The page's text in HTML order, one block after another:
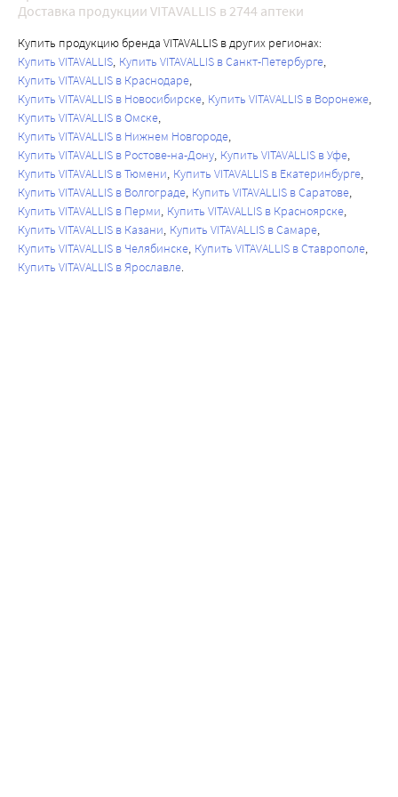
Доставка продукции VITAVALLIS в 2744 аптеки
Купить продукцию бренда VITAVALLIS в других регионах:
Купить VITAVALLIS Купить VITAVALLIS в Санкт-Петербурге
Купить VITAVALLIS в Краснодаре
Купить VITAVALLIS в Новосибирске Купить VITAVALLIS в Воронеже
Купить VITAVALLIS в Омске
Купить VITAVALLIS в Нижнем Новгороде
Купить VITAVALLIS в Ростове-на-Дону Купить VITAVALLIS в Уфе
Купить VITAVALLIS в Тюмени Купить VITAVALLIS в Екатеринбурге
Купить VITAVALLIS в Волгограде Купить VITAVALLIS в Саратове
Купить VITAVALLIS в Перми Купить VITAVALLIS в Красноярске
Купить VITAVALLIS в Казани Купить VITAVALLIS в Самаре
Купить VITAVALLIS в Челябинске Купить VITAVALLIS в Ставрополе
Купить VITAVALLIS в Ярославле